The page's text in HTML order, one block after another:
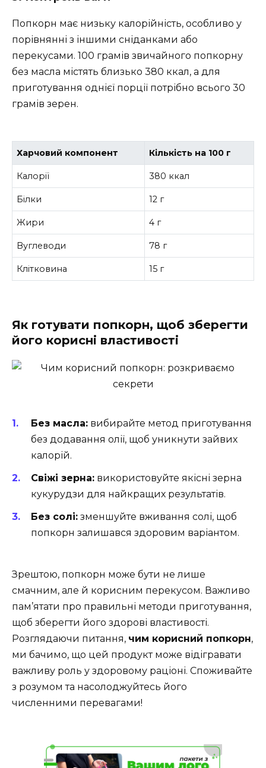
Попкорн має низьку калорійність, особливо у
порівнянні з іншими сніданками або
перекусами. 100 грамів звичайного попкорну
без масла містять близько 380 ккал, а для
приготування однієї порції потрібно всього 30
грамів зерен.
Харчовий компонент Кількість на 100 г
Калорії 380 ккал
Білки 12 г
Жири 4 г
Вуглеводи 78 г
Клітковина 15 г
Як готувати попкорн, щоб зберегти
його корисні властивості
Без масла: вибирайте метод приготування
без додавання олії, щоб уникнути зайвих
калорій.
Свіжі зерна: використовуйте якісні зерна
кукурудзи для найкращих результатів.
Без солі: зменшуйте вживання солі, щоб
попкорн залишався здоровим варіантом.
Зрештою, попкорн може бути не лише
смачним, але й корисним перекусом. Важливо
пам’ятати про правильні методи приготування,
щоб зберегти його здорові властивості.
Розглядаючи питання, чим корисний попкорн,
ми бачимо, що цей продукт може відігравати
важливу роль у здоровому раціоні. Споживайте
з розумом та насолоджуйтесь його
численними перевагами!